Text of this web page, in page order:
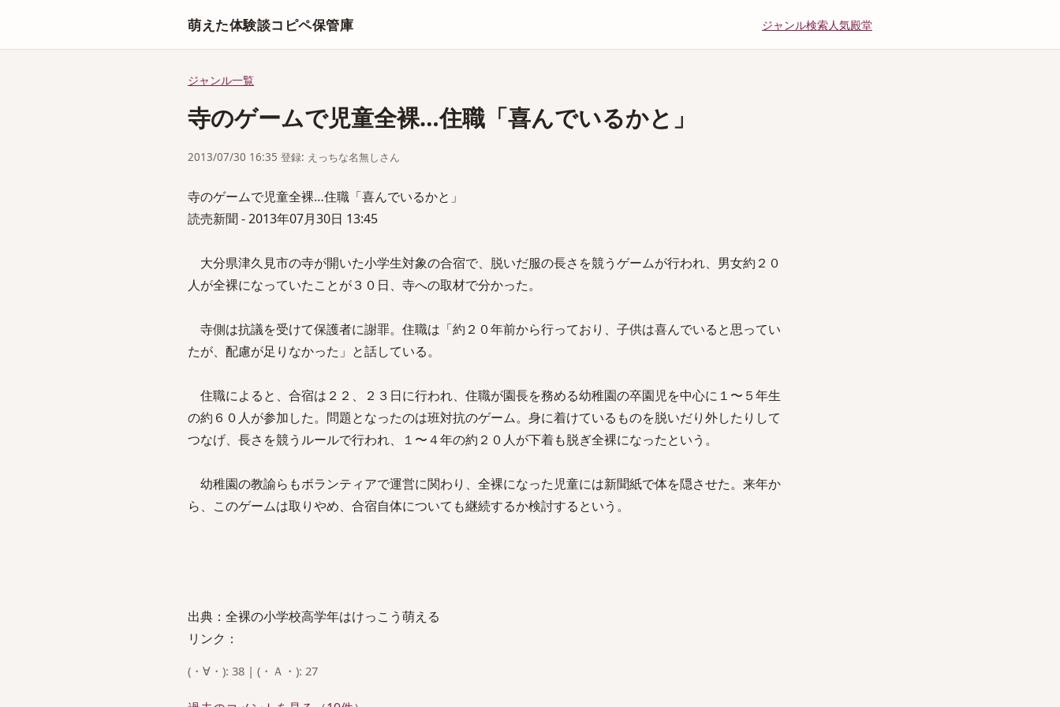
萌えた体験談コピペ保管庫 ジャンル検索人気殿堂
ジャンル一覧
寺のゲームで児童全裸…住職「喜んでいるかと」
2013/07/30 16:35 登録: えっちな名無しさん
寺のゲームで児童全裸…住職「喜んでいるかと」
読売新聞 - 2013年07月30日 13:45
大分県津久見市の寺が開いた小学生対象の合宿で、脱いだ服の長さを競うゲームが行われ、男女約２０
人が全裸になっていたことが３０日、寺への取材で分かった。
寺側は抗議を受けて保護者に謝罪。住職は「約２０年前から行っており、子供は喜んでいると思ってい
たが、配慮が足りなかった」と話している。
住職によると、合宿は２２、２３日に行われ、住職が園長を務める幼稚園の卒園児を中心に１〜５年生
の約６０人が参加した。問題となったのは班対抗のゲーム。身に着けているものを脱いだり外したりして
つなげ、長さを競うルールで行われ、１〜４年の約２０人が下着も脱ぎ全裸になったという。
幼稚園の教諭らもボランティアで運営に関わり、全裸になった児童には新聞紙で体を隠させた。来年か
ら、このゲームは取りやめ、合宿自体についても継続するか検討するという。
出典：全裸の小学校高学年はけっこう萌える
リンク：
(・∀・): 38 | (・Ａ・): 27